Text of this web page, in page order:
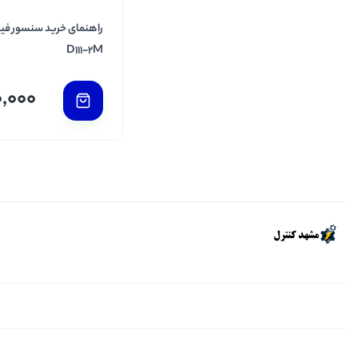
D111-2M